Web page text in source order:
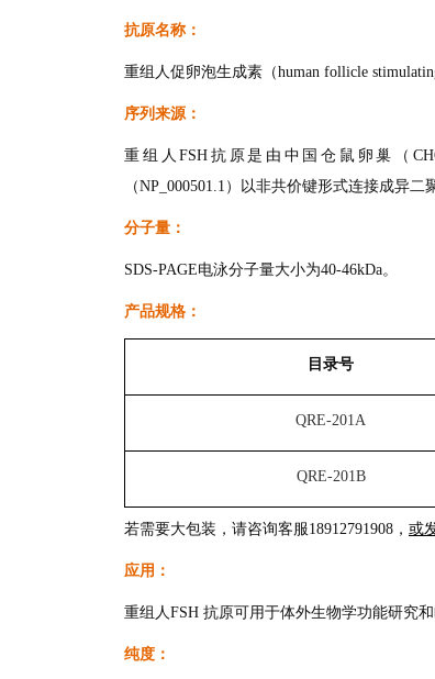
抗原名称：
重组人促卵泡生成素（human follicle
序列来源：
重组人FSH抗原是由中国仓鼠卵巢（
（NP_000501.1）以非共价键形式连接成异二
分子量：
SDS-PAGE电泳分子量大小为40-46kDa。
产品规格：
目录号
QRE-201A
QRE-201B
若需要大包装，请咨询客服18912791908，或
应用：
重组人FSH 抗原可用于体外生物学功能研究
纯度：